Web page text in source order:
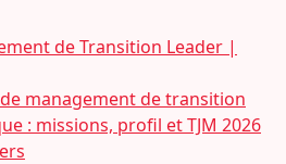
de Transition Leader |
management de transition
: missions, profil et TJM 2026